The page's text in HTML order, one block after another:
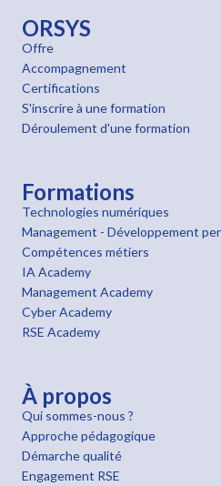
ORSYS
Offre
Accompagnement
Certifications
S'inscrire à une formation
Déroulement d'une formation
Formations
Technologies numériques
Management - Développement
Compétences métiers
IA Academy
Management Academy
Cyber Academy
RSE Academy
À propos
Qui sommes-nous ?
Approche pédagogique
Démarche qualité
Engagement RSE